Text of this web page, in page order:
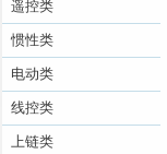
遥控类
惯性类
电动类
线控类
上链类